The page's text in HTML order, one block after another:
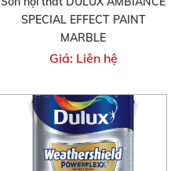
SPECIAL EFFECT PAINT
MARBLE
Giá: Liên hệ